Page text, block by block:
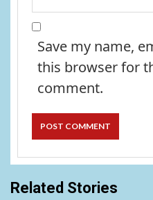
Save my name,
this browser for
comment.
Related Stories